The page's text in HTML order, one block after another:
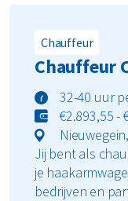
Chauffeur
Chauffeur
32-40 uur
€2.893,55 -
Jij bent als
je
bedrijven en